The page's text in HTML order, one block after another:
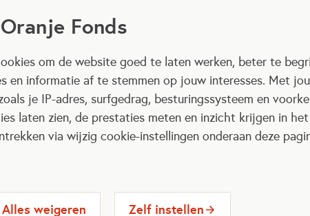
Fonds
om de website goed te laten werken, beter te
en informatie af te stemmen op jouw interesses. Met
je IP-adres, surfgedrag, besturingssysteem en
laten zien, de prestaties meten en inzicht krijgen in
via wijzig cookie-instellingen onderaan deze
Alles weigeren Zelf instellen